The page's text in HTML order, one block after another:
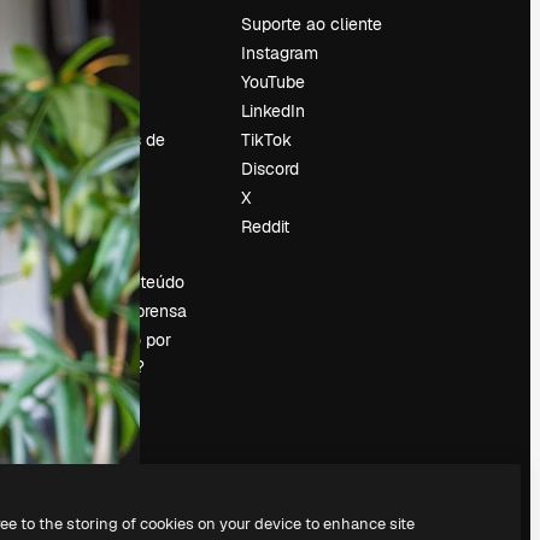
Preços
Sobre nós
Reviews
Emprego
Tendências de
pesquisa
Blog
Eventos
Slidesgo
Vender conteúdo
Sala de imprensa
Procurando por
magnific.ai?
Suporte ao cliente
Instagram
YouTube
LinkedIn
TikTok
Discord
X
Reddit
to the storing of cookies on your device to enhance site